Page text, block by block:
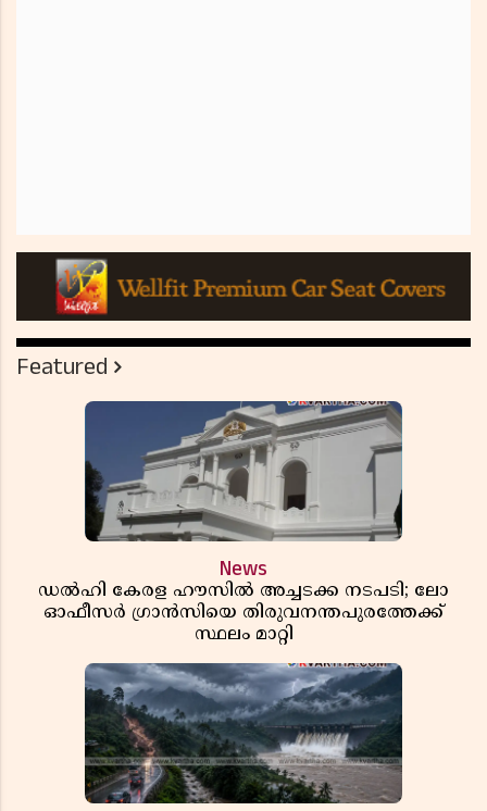
Featured
News
ഡൽഹി കേരള ഹൗസിൽ അച്ചടക്ക നടപടി; ലോ
ഓഫീസർ ഗ്രാൻസിയെ തിരുവനന്തപുരത്തേക്ക്
സ്ഥലം മാറ്റി